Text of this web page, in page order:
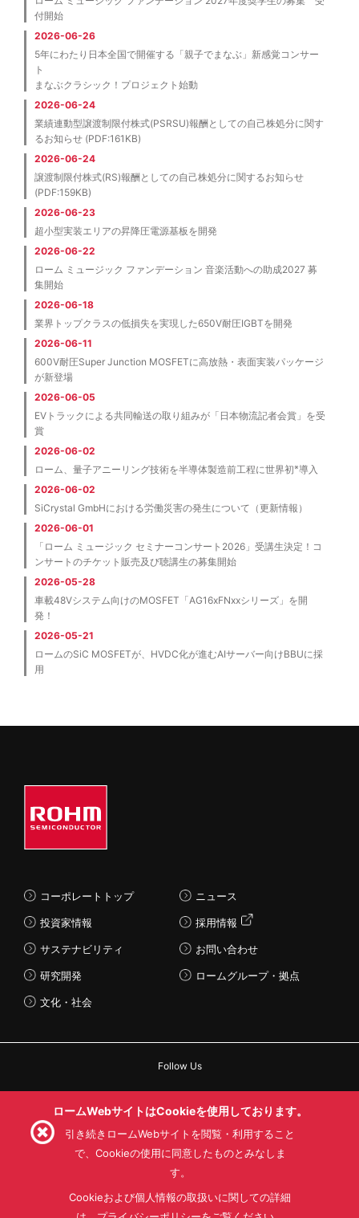
付開始
2026-06-26
5年にわたり日本全国で開催する「親子でまなぶ」新感覚コンサー
ト
まなぶクラシック！プロジェクト始動
2026-06-24
業績連動型譲渡制限付株式(PSRSU)報酬としての自己株処分に関す
るお知らせ (PDF:161KB)
2026-06-24
譲渡制限付株式(RS)報酬としての自己株処分に関するお知らせ
(PDF:159KB)
2026-06-23
超小型実装エリアの昇降圧電源基板を開発
2026-06-22
ローム ミュージック ファンデーション 音楽活動への助成2027 募
集開始
2026-06-18
業界トップクラスの低損失を実現した650V耐圧IGBTを開発
2026-06-11
600V耐圧Super Junction MOSFETに高放熱・表面実装パッケージ
が新登場
2026-06-05
EVトラックによる共同輸送の取り組みが「日本物流記者会賞」を受
賞
2026-06-02
ローム、量子アニーリング技術を半導体製造前工程に世界初※導入
2026-06-02
SiCrystal GmbHにおける労働災害の発生について（更新情報）
2026-06-01
「ローム ミュージック セミナーコンサート2026」受講生決定！コ
ンサートのチケット販売及び聴講生の募集開始
2026-05-28
車載48Vシステム向けのMOSFET「AG16xFNxxシリーズ」を開
発！
2026-05-21
ロームのSiC MOSFETが、HVDC化が進むAIサーバー向けBBUに採
用
コーポレートトップ
投資家情報
サステナビリティ
研究開発
文化・社会
ニュース
採用情報
お問い合わせ
ロームグループ・拠点
Follow Us
利用規約 利用目的
SNS利用規約
プライバシーポリシー
ロームWebサイトはCookieを使用しております。
引き続きロームWebサイトを閲覧・利用すること
で、Cookieの使用に同意したものとみなしま
す。
Cookieおよび個人情報の取扱いに関しての詳細